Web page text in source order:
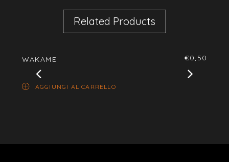
Related Products
WAKAME €0,50
AGGIUNGI AL CARRELLO